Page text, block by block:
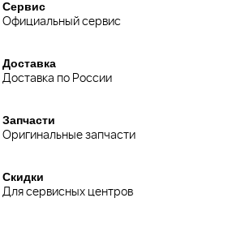
Сервис
Официальный сервис
Доставка
Доставка по России
Запчасти
Оригинальные запчасти
Скидки
Для сервисных центров